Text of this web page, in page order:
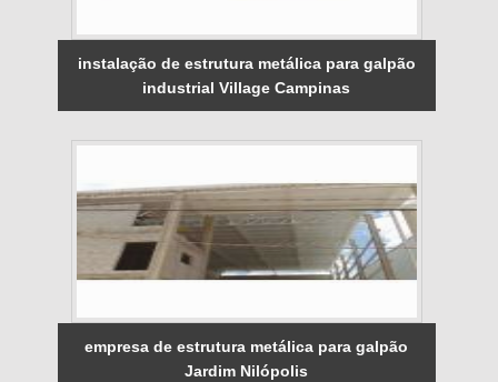
instalação de estrutura metálica para galpão
industrial Village Campinas
empresa de estrutura metálica para galpão
Jardim Nilópolis